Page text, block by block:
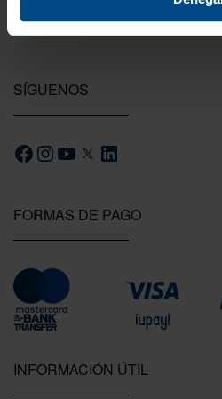
FORMAS DE PAGO
INFORMACIÓN ÚTIL
SÍGUENOS